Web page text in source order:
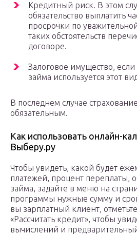
Кредитный риск. В этом
обязательство выплатить
просрочки по
таких обстоятельств
договоре.
Залоговое имущество,
займа используется этот
В последнем случае
обязательным.
Как использовать онлайн-
Выберу.ру
Чтобы увидеть, какой будет
платежей, процент переплаты,
займа, задайте в меню на
программы нужные сумму и
вы зарплатный клиент,
«Рассчитать кредит», чтобы
вычислений и